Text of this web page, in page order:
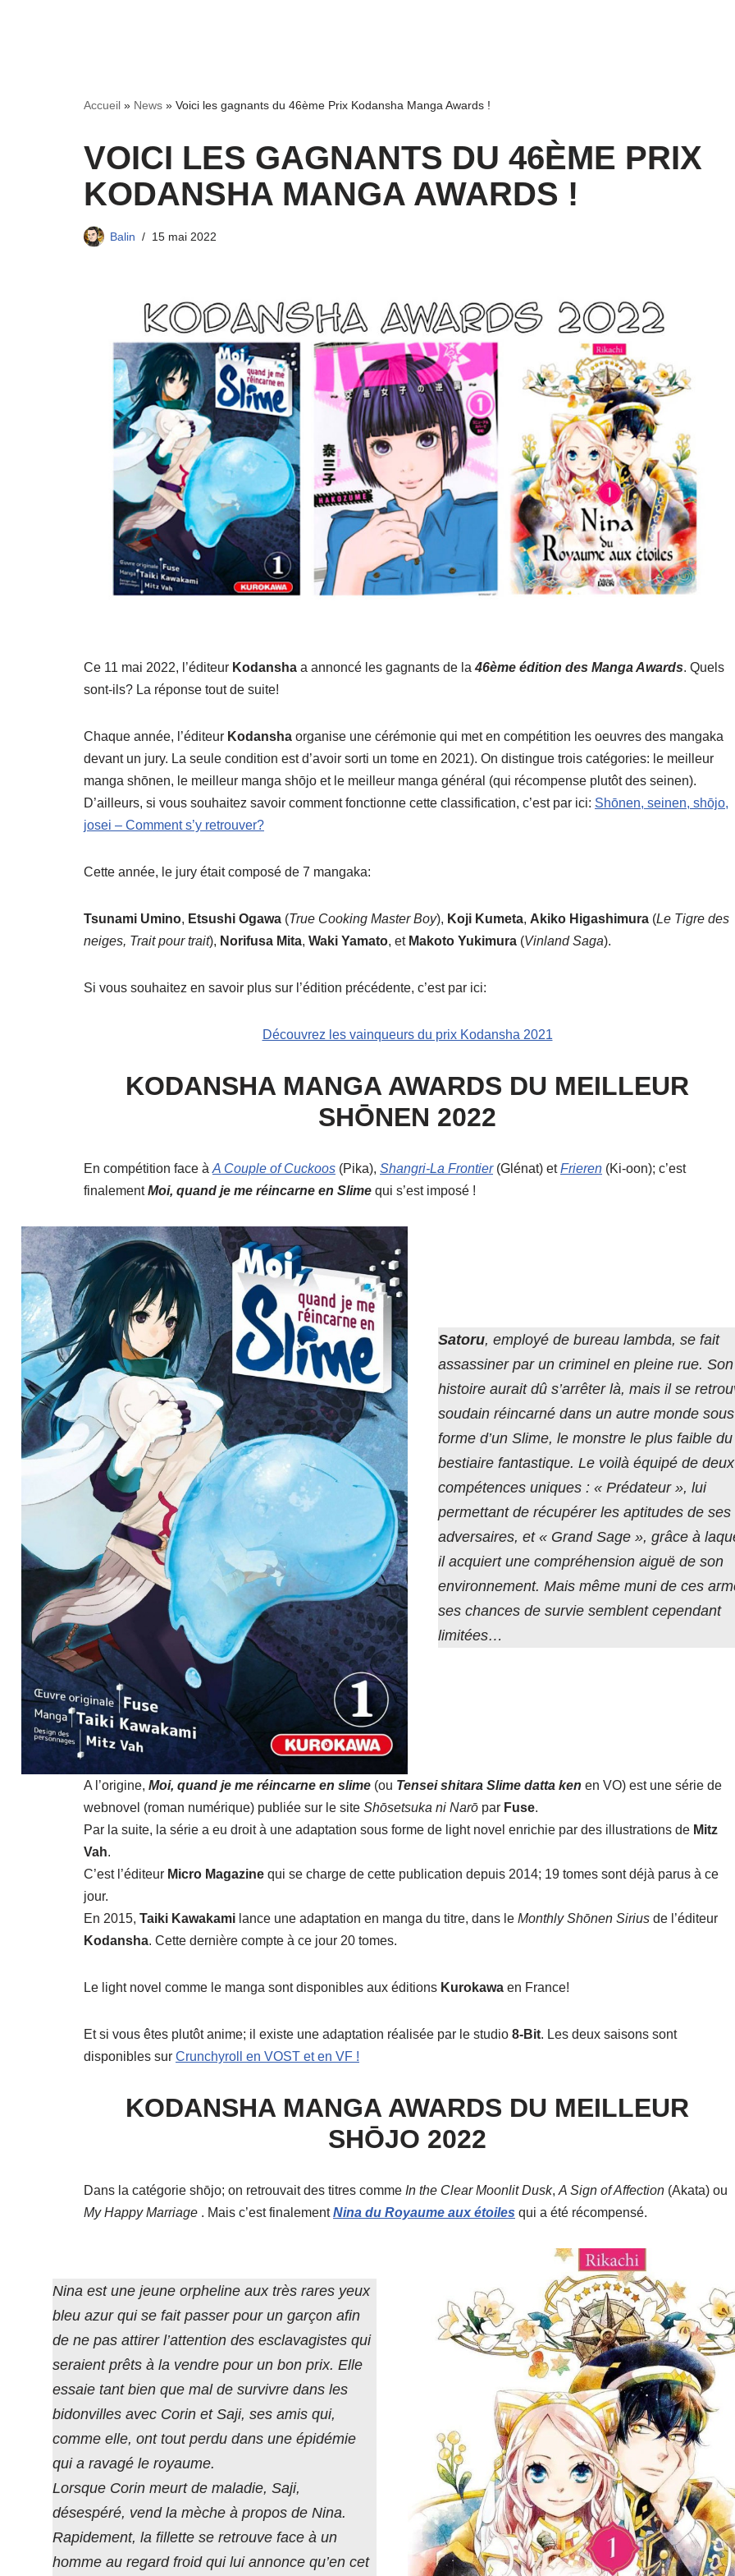
Accueil » News » Voici les gagnants du 46ème Prix Kodansha Manga Awards !
VOICI LES GAGNANTS DU 46ÈME PRIX
KODANSHA MANGA AWARDS !
Balin 15 mai 2022
Ce 11 mai 2022, l’éditeur Kodansha a annoncé les gagnants de la46ème édition des Manga Awards. Quels
sont-ils? La réponse tout de suite!
Chaque année, l’éditeur Kodansha organise une cérémonie qui met en compétition les oeuvres des mangaka
devant un jury. La seule condition est d’avoir sorti un tome en 2021). On distingue trois catégories: le meilleur
manga shōnen, le meilleur manga shōjo et le meilleur manga général (qui récompense plutôt des seinen).
D’ailleurs, si vous souhaitez savoir comment fonctionne cette classification, c’est par ici: Shōnen, seinen, shōjo,
josei – Comment s’y retrouver?
Cette année, le jury était composé de 7 mangaka:
Tsunami Umino, Etsushi Ogawa (True Cooking Master Boy), Koji Kumeta, Akiko Higashimura (Le Tigre des
neiges, Trait pour trait), Norifusa Mita, Waki Yamato, et Makoto Yukimura (Vinland Saga).
Si vous souhaitez en savoir plus sur l’édition précédente, c’est par ici:
Découvrez les vainqueurs du prix Kodansha 2021
KODANSHA MANGA AWARDS DU MEILLEUR
SHŌNEN 2022
En compétition face à A Couple of Cuckoos (Pika), Shangri-La Frontier(Glénat) etFrieren (Ki-oon); c’est
finalementMoi, quand je me réincarne en Slime qui s’est imposé !
Satoru, employé de bureau lambda, se fait
assassiner par un criminel en pleine rue. Son
histoire aurait dû s’arrêter là, mais il se
soudain réincarné dans un autre monde
forme d’un Slime, le monstre le plus faible du
bestiaire fantastique. Le voilà équipé de deux
compétences uniques : « Prédateur », lui
permettant de récupérer les aptitudes de ses
adversaires, et « Grand Sage », grâce à
il acquiert une compréhension aiguë de son
environnement. Mais même muni de ces
ses chances de survie semblent cependant
limitées…
A l’origine, Moi, quand je me réincarne en slime (ou Tensei shitara Slime datta ken en VO) est une série de
webnovel (roman numérique) publiée sur le site Shōsetsuka ni Narō par Fuse.
Par la suite, la série a eu droit à une adaptation sous forme de light novel enrichie par des illustrations de Mitz
Vah.
C’est l’éditeur Micro Magazine qui se charge de cette publication depuis 2014; 19 tomes sont déjà parus à ce
jour.
En 2015, Taiki Kawakami lance une adaptation en manga du titre, dans le Monthly Shōnen Sirius de l’éditeur
Kodansha. Cette dernière compte à ce jour 20 tomes.
Le light novel comme le manga sont disponibles aux éditions Kurokawa en France!
Et si vous êtes plutôt anime; il existe une adaptation réalisée par le studio 8-Bit. Les deux saisons sont
disponibles sur Crunchyroll en VOST et en VF !
KODANSHA MANGA AWARDS DU MEILLEUR
SHŌJO 2022
Dans la catégorie shōjo; on retrouvait des titres comme In the Clear Moonlit Dusk, A Sign of Affection (Akata) ou
My Happy Marriage . Mais c’est finalementNina du Royaume aux étoiles qui a été récompensé.
Nina est une jeune orpheline aux très rares yeux
bleu azur qui se fait passer pour un garçon afin
de ne pas attirer l’attention des esclavagistes qui
seraient prêts à la vendre pour un bon prix. Elle
essaie tant bien que mal de survivre dans les
bidonvilles avec Corin et Saji, ses amis qui,
comme elle, ont tout perdu dans une épidémie
qui a ravagé le royaume.
Lorsque Corin meurt de maladie, Saji,
désespéré, vend la mèche à propos de Nina.
Rapidement, la fillette se retrouve face à un
homme au regard froid qui lui annonce qu’en cet